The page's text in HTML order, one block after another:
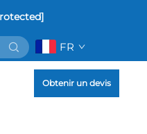
FR
Obtenir un devis